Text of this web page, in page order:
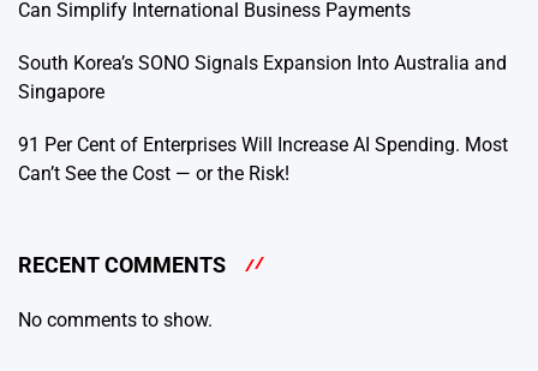
Can Simplify International Business Payments
South Korea’s SONO Signals Expansion Into Australia and
Singapore
91 Per Cent of Enterprises Will Increase AI Spending. Most
Can’t See the Cost — or the Risk!
RECENT COMMENTS
No comments to show.